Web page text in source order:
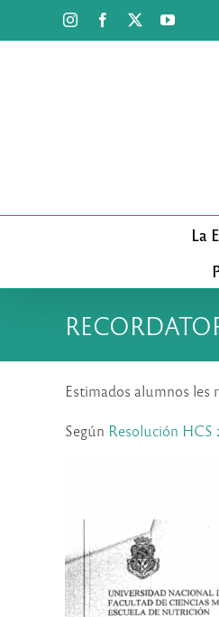
InstagramFacebook YouTube
La
Estimados alumnos les
Según Resolución HCS